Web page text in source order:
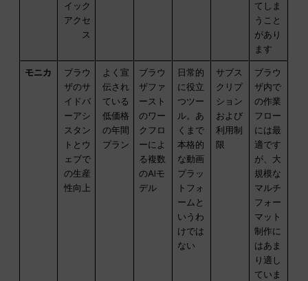
イック
アクセ
ス
てしま
うこと
があり
ます
モニカ
ブラウ
ザのサ
イドバ
ーアシ
スタン
トとウ
ェブで
の生産
性向上
よく宣
伝され
ている
低価格
の年間
プラン
ブラウ
ザファ
ースト
のワー
クフロ
ーによ
る複数
のAIモ
デル
日常的
に役立
つツー
ル。あ
くまで
本格的
な動画
プラッ
トフォ
ームと
いうわ
けでは
ない
サブス
クリプ
ション
および
利用制
限
ブラウ
ザ内で
の作業
フロー
には最
適です
が、大
規模な
マルチ
フォー
マット
制作に
はあま
り適し
ていま